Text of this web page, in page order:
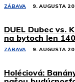
ZÁBAVA 9. AUGUSTA
DUEL Dubec vs.
na bytoch len
ZÁBAVA 9. AUGUSTA
Holéciová: